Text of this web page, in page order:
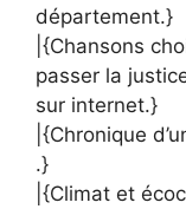
département.}
|{Chansons
passer la
sur internet.}
|{Chronique
.}
|{Climat et